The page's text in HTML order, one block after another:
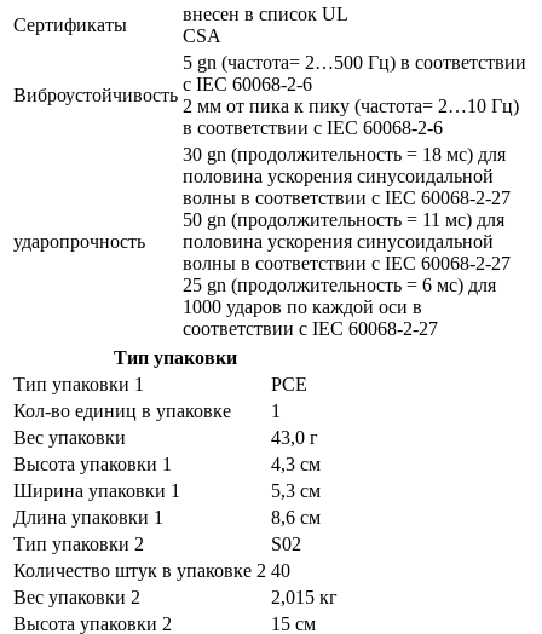
Сертификаты
внесен в список UL
CSA
Виброустойчивость
5 gn (частота= 2…500 Гц) в соответствии
с IEC 60068-2-6
2 мм от пика к пику (частота= 2…10 Гц)
в соответствии с IEC 60068-2-6
ударопрочность
30 gn (продолжительность = 18 мс) для
половина ускорения синусоидальной
волны в соответствии с IEC 60068-2-27
50 gn (продолжительность = 11 мс) для
половина ускорения синусоидальной
волны в соответствии с IEC 60068-2-27
25 gn (продолжительность = 6 мс) для
1000 ударов по каждой оси в
соответствии с IEC 60068-2-27
Тип упаковки
Тип упаковки 1
PCE
Кол-во единиц в упаковке
1
Вес упаковки
43,0 г
Высота упаковки 1
4,3 см
Ширина упаковки 1
5,3 см
Длина упаковки 1
8,6 см
Тип упаковки 2
S02
Количество штук в упаковке 2 40
Вес упаковки 2
2,015 кг
Высота упаковки 2
15 см